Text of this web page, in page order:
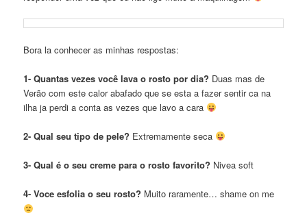
Bora la conhecer as minhas respostas:
1- Quantas vezes você lava o rosto por dia? Duas mas de
Verão com este calor abafado que se esta a fazer sentir ca na
ilha ja perdi a conta as vezes que lavo a cara
2- Qual seu tipo de pele? Extremamente seca
3- Qual é o seu creme para o rosto favorito? Nivea soft
4- Voce esfolia o seu rosto? Muito raramente… shame on me